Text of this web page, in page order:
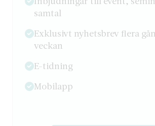
samtal
Exklusivt nyhetsbrev flera
veckan
E-tidning
Mobilapp